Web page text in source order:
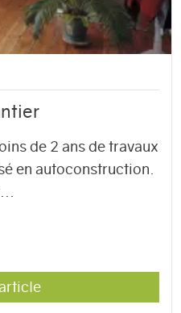
de 2 ans de travaux
en autoconstruction.